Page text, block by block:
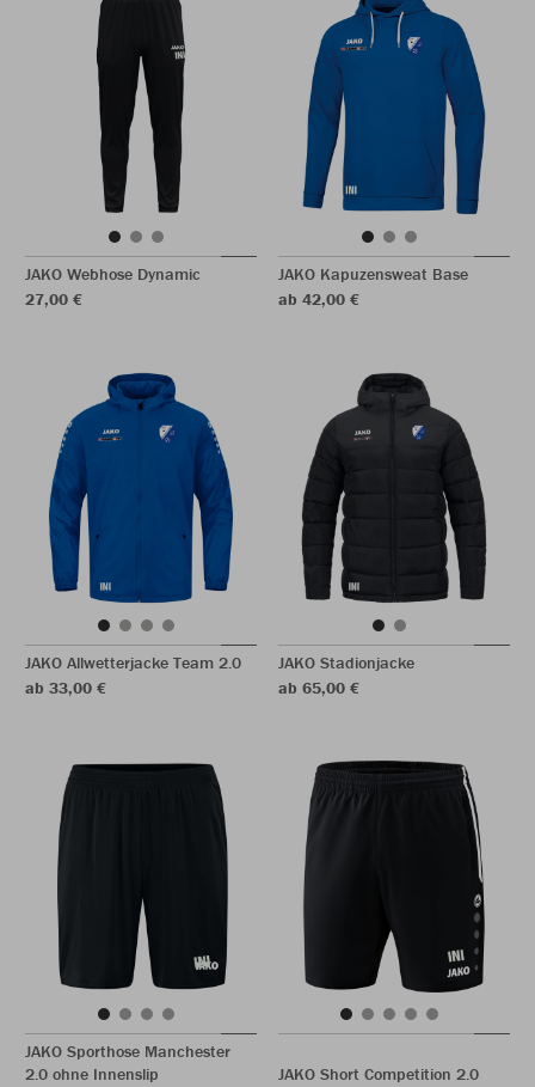
JAKO Webhose Dynamic
27,00 €
JAKO Kapuzensweat Base
ab 42,00 €
JAKO Allwetterjacke Team 2.0
ab 33,00 €
JAKO Stadionjacke
ab 65,00 €
JAKO Sporthose Manchester
2.0 ohne Innenslip
JAKO Short Competition 2.0